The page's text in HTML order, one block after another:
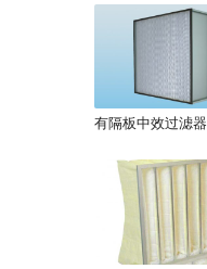
有隔板中效过滤器